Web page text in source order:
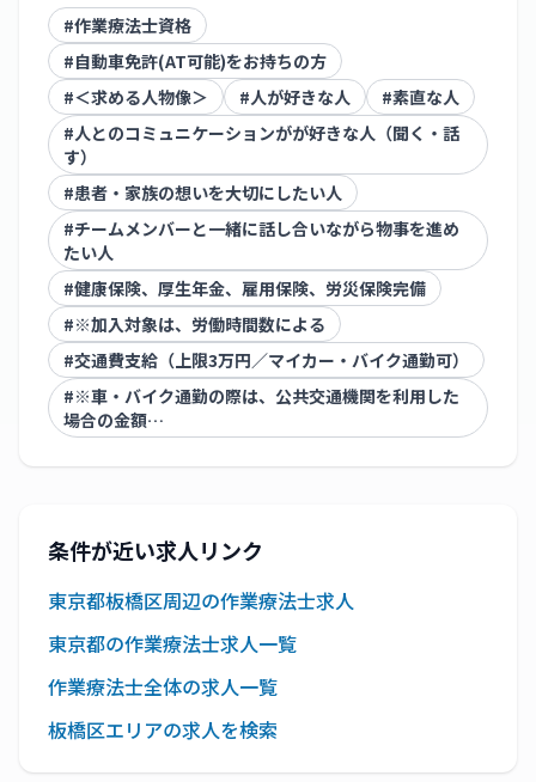
#作業療法士資格
#自動車免許(AT可能)をお持ちの方
#＜求める人物像＞ #人が好きな人 #素直な人
#人とのコミュニケーションがが好きな人（聞く・話
す）
#患者・家族の想いを大切にしたい人
#チームメンバーと一緒に話し合いながら物事を進め
たい人
#健康保険、厚生年金、雇用保険、労災保険完備
#※加入対象は、労働時間数による
#交通費支給（上限3万円／マイカー・バイク通勤可）
#※車・バイク通勤の際は、公共交通機関を利用した
場合の金額…
条件が近い求人リンク
東京都板橋区周辺の作業療法士求人
東京都の作業療法士求人一覧
作業療法士全体の求人一覧
板橋区エリアの求人を検索